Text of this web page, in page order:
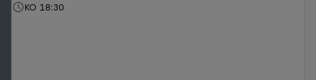
KO 18:30